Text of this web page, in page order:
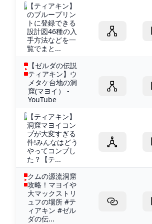
【ティアキン】
のブループリン
トに登録できる
設計図46種の入
手方法などを一
覧でまと...
【ゼルダの伝説
ティアキン】ウ
メタケ台地の洞
窟(マヨイ） -
YouTube
【ティアキン】
洞窟マヨイコン
プが大変すぎる
件!みんなはどう
やってコンプし
た？【テ...
クムの源流洞窟
攻略！マヨイや
大マックストリ
ュフの場所 #テ
ィアキン #ゼル
ダの伝...